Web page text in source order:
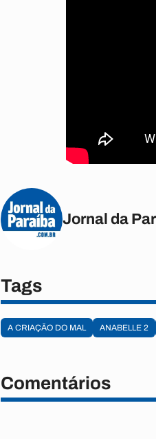
Jornal da
Tags
A CRIAÇÃO DO MAL ANABELLE 2
Comentários